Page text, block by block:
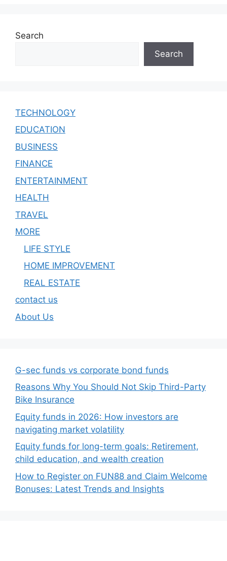
Search
Search
TECHNOLOGY
EDUCATION
BUSINESS
FINANCE
ENTERTAINMENT
HEALTH
TRAVEL
MORE
LIFE STYLE
HOME IMPROVEMENT
REAL ESTATE
contact us
About Us
G-sec funds vs corporate bond funds
Reasons Why You Should Not Skip Third-Party
Bike Insurance
Equity funds in 2026: How investors are
navigating market volatility
Equity funds for long-term goals: Retirement,
child education, and wealth creation
How to Register on FUN88 and Claim Welcome
Bonuses: Latest Trends and Insights